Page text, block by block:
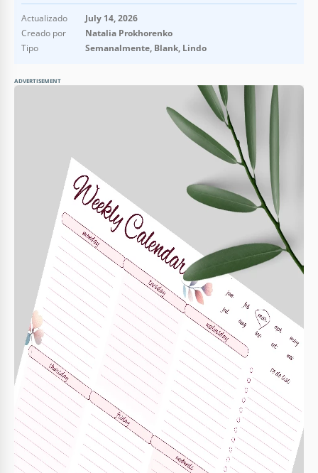
Actualizado
July 14, 2026
Creado por
Natalia Prokhorenko
Tipo
Semanalmente, Blank, Lindo
ADVERTISEMENT